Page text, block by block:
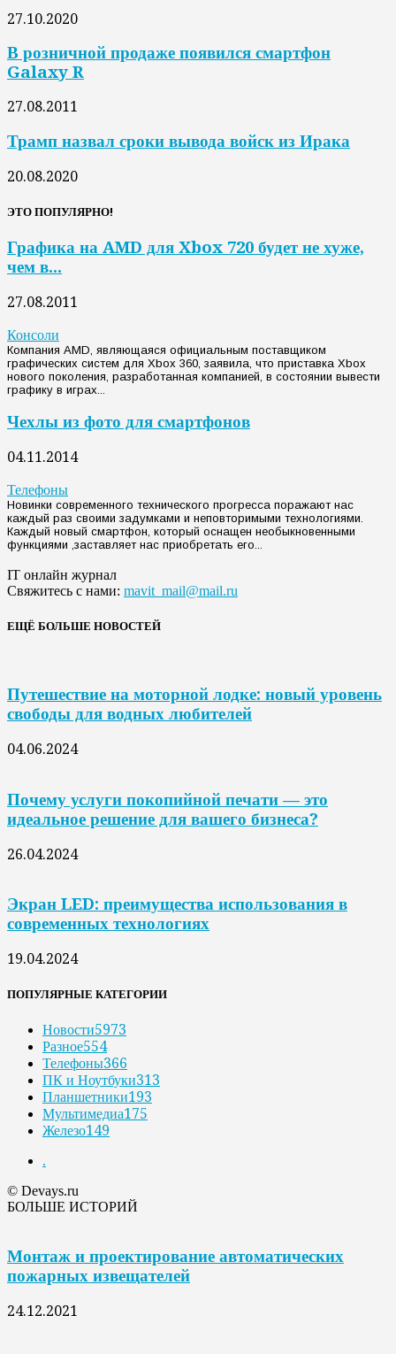
27.10.2020
В розничной продаже появился смартфон
Galaxy R
27.08.2011
Трамп назвал сроки вывода войск из Ирака
20.08.2020
ЭТО ПОПУЛЯРНО!
Графика на AMD для Xbox 720 будет не хуже,
чем в...
27.08.2011
Консоли
Компания AMD, являющаяся официальным поставщиком
графических систем для Xbox 360, заявила, что приставка Xbox
нового поколения, разработанная компанией, в состоянии вывести
графику в играх...
Чехлы из фото для смартфонов
04.11.2014
Телефоны
Новинки современного технического прогресса поражают нас
каждый раз своими задумками и неповторимыми технологиями.
Каждый новый смартфон, который оснащен необыкновенными
функциями ,заставляет нас приобретать его...
IT онлайн журнал
Свяжитесь с нами: mavit_mail@mail.ru
ЕЩЁ БОЛЬШЕ НОВОСТЕЙ
Путешествие на моторной лодке: новый уровень
свободы для водных любителей
04.06.2024
Почему услуги покопийной печати — это
идеальное решение для вашего бизнеса?
26.04.2024
Экран LED: преимущества использования в
современных технологиях
19.04.2024
ПОПУЛЯРНЫЕ КАТЕГОРИИ
Новости5973
Разное554
Телефоны366
ПК и Ноутбуки313
Планшетники193
Мультимедиа175
Железо149
.
© Devays.ru
БОЛЬШЕ ИСТОРИЙ
Монтаж и проектирование автоматических
пожарных извещателей
24.12.2021